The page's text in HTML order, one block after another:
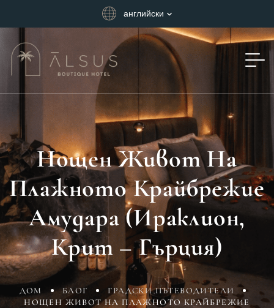
английски
Нощен Живот На
Плажното Крайбрежие
Амудара (Ираклион,
Крит – Гърция)
ДОМ БЛОГ
ГРАДСКИ ПЪТЕВОДИТЕЛИ
НОЩЕН ЖИВОТ НА ПЛАЖНОТО КРАЙБРЕЖИЕ